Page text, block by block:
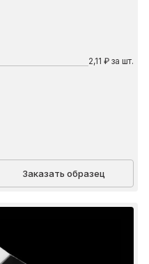
2,11 ₽ за шт.
Заказать образец